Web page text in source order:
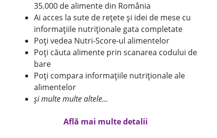
35.000 de alimente din România
Ai acces la sute de rețete și idei de mese cu
informațiile nutriționale gata completate
Poți vedea Nutri-Score-ul alimentelor
Poți căuta alimente prin scanarea codului de
bare
Poți compara informațiile nutriționale ale
alimentelor
și multe multe altele...
Află mai multe detalii